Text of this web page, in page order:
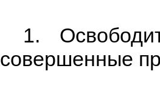
1.
совершенные